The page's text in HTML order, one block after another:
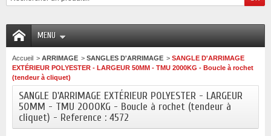
MENU
Accueil > ARRIMAGE > SANGLES D'ARRIMAGE > SANGLE D'ARRIMAGE
EXTÉRIEUR POLYESTER - LARGEUR 50MM - TMU 2000KG - Boucle à rochet
(tendeur à cliquet)
SANGLE D'ARRIMAGE EXTÉRIEUR POLYESTER - LARGEUR
50MM - TMU 2000KG - Boucle à rochet (tendeur à
cliquet) - Reference : 4572